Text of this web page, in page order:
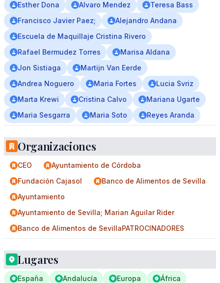
Esther Dona
Alvaro Mendez
Teresa Bass
Francisco Javier Paez;
Alejandro Andana
Escuela de Maquillaje Cristina Rivero
Rafael Bermudez Torres
Marisa Aldana
Jon Sistiaga
Martijn Van Eerde
Andrea Noguero
Maria Fortes
Lucia Svriz
Marta Krewi
Cristina Calvo
Mariana Ugarte
Maria Sesgarra
Maria Soto Reyes Aranda
Organizaciones
CEO
Ayuntamiento de Córdoba
Fundación Cajasol
Banco de Alimentos de Sevilla
Ayuntamiento
Ayuntamiento de Sevilla; Marian Aguilar Rider
Banco de Alimentos de SevillaPATROCINADORES
Lugares
España Andalucía Europa
África